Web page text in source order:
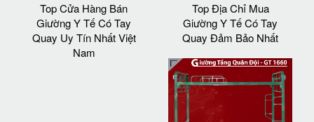
Top Cửa Hàng Bán
Giường Y Tế Có Tay
Quay Uy Tín Nhất Việt
Nam
Top Địa Chỉ Mua
Giường Y Tế Có Tay
Quay Đảm Bảo Nhất